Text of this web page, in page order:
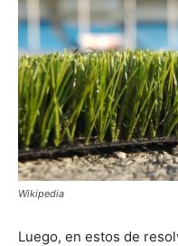
Wikipedia
Luego, en estos de